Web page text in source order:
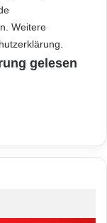
Weitere
gelesen